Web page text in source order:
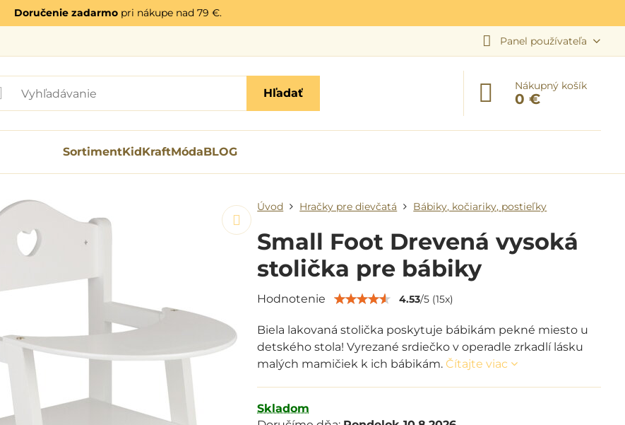
Doručenie zadarmopri nákupe nad 79 €.
Panel používateľa
Hľadať
Nákupný košík
0 €
SortimentKidKraftMódaBLOG
Úvod Hračky pre dievčatá Bábiky, kočiariky, postieľky
Small Foot Drevená vysoká
stolička pre bábiky
Hodnotenie 4.53/5 (15x)
Biela lakovaná stolička poskytuje bábikám pekné miesto u
detského stola! Vyrezané srdiečko v operadle zrkadlí lásku
malých mamičiek k ich bábikám. Čítajte viac
Skladom